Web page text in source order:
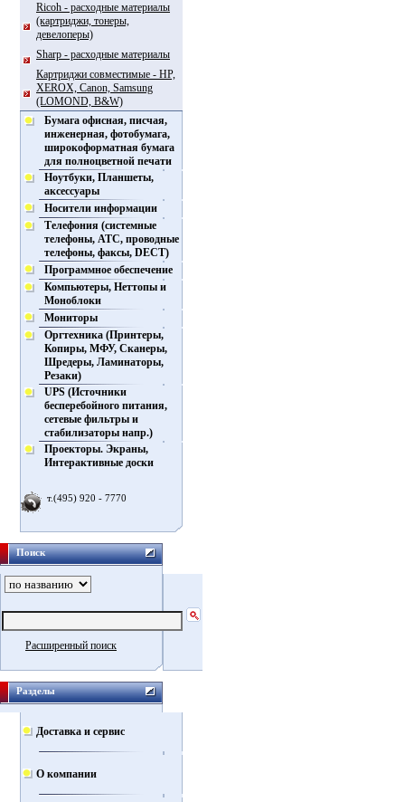
Ricoh - расходные материалы
(картриджи, тонеры,
девелоперы)
Sharp - расходные материалы
Картриджи совместимые - HP,
XEROX, Canon, Samsung
(LOMOND, B&W)
Бумага офисная, писчая,
инженерная, фотобумага,
широкоформатная бумага
для полноцветной печати
Ноутбуки, Планшеты,
аксессуары
Носители информации
Телефония (системные
телефоны, АТС, проводные
телефоны, факсы, DECT)
Программное обеспечение
Компьютеры, Неттопы и
Моноблоки
Мониторы
Оргтехника (Принтеры,
Копиры, МФУ, Сканеры,
Шредеры, Ламинаторы,
Резаки)
UPS (Источники
бесперебойного питания,
сетевые фильтры и
стабилизаторы напр.)
Проекторы. Экраны,
Интерактивные доски
т.(495) 920 - 7770
Поиск
Расширенный поиск
Разделы
Доставка и сервис
О компании